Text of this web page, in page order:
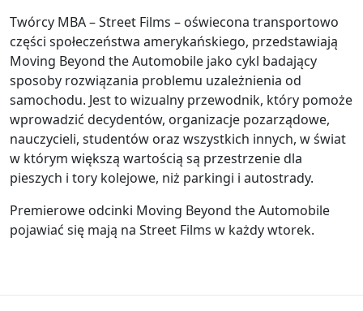
Twórcy MBA – Street Films – oświecona transportowo
części społeczeństwa amerykańskiego, przedstawiają
Moving Beyond the Automobile jako cykl badający
sposoby rozwiązania problemu uzależnienia od
samochodu. Jest to wizualny przewodnik, który pomoże
wprowadzić decydentów, organizacje pozarządowe,
nauczycieli, studentów oraz wszystkich innych, w świat
w którym większą wartością są przestrzenie dla
pieszych i tory kolejowe, niż parkingi i autostrady.
Premierowe odcinki Moving Beyond the Automobile
pojawiać się mają na Street Films w każdy wtorek.